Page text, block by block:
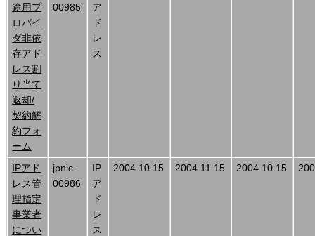
途用プ
ロバイ
ダ非依
存アド
レス割
り当て
返却/
契約解
約フォ
ーム
00985
ア
ド
レ
ス
IPアド
レス管
理指定
事業者
につい
jpnic-
00986
IP
ア
ド
レ
ス
2004.10.15 2004.11.15 2004.10.15